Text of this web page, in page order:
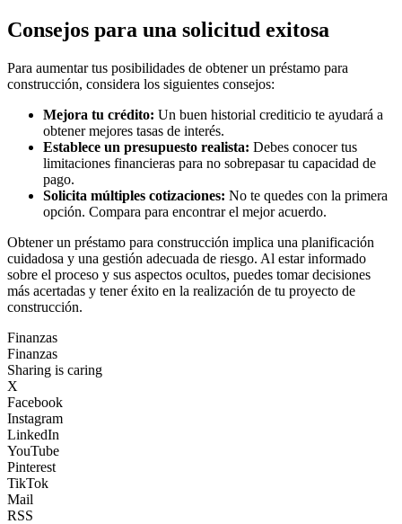
Consejos para una solicitud exitosa
Para aumentar tus posibilidades de obtener un préstamo para
construcción, considera los siguientes consejos:
Mejora tu crédito: Un buen historial crediticio te ayudará a
obtener mejores tasas de interés.
Establece un presupuesto realista: Debes conocer tus
limitaciones financieras para no sobrepasar tu capacidad de
pago.
Solicita múltiples cotizaciones: No te quedes con la primera
opción. Compara para encontrar el mejor acuerdo.
Obtener un préstamo para construcción implica una planificación
cuidadosa y una gestión adecuada de riesgo. Al estar informado
sobre el proceso y sus aspectos ocultos, puedes tomar decisiones
más acertadas y tener éxito en la realización de tu proyecto de
construcción.
Finanzas
Finanzas
Sharing is caring
X
Facebook
Instagram
LinkedIn
YouTube
Pinterest
TikTok
Mail
RSS